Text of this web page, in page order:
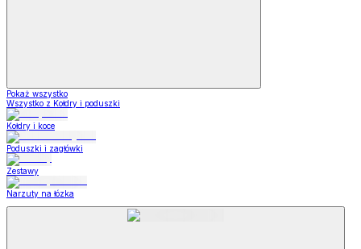
Pokaż wszystko
Wszystko z Kołdry i poduszki
Kołdry i koce
Poduszki i zagłówki
Zestawy
Narzuty na łózka